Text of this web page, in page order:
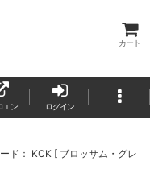
カート
エン ログイン
ド： KCK [ ブロッサム・グレ